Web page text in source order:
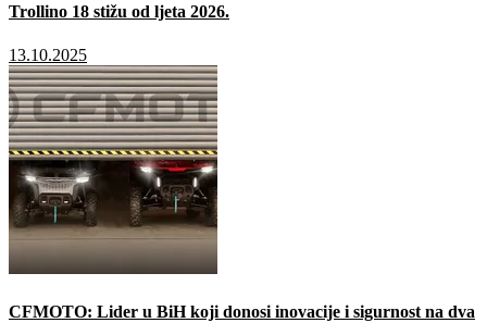
Trollino 18 stižu od ljeta 2026.
13.10.2025
CFMOTO: Lider u BiH koji donosi inovacije i sigurnost na dva